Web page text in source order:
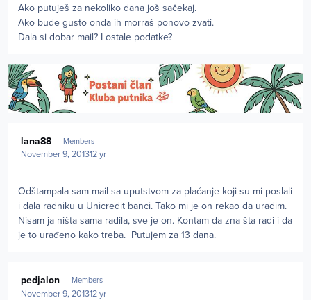
Ako putuješ za nekoliko dana još sačekaj.
Ako bude gusto onda ih morraš ponovo zvati.
Dala si dobar mail? I ostale podatke?
lana88 Members
November 9, 201312 yr
Odštampala sam mail sa uputstvom za plaćanje koji su mi poslali
i dala radniku u Unicredit banci. Tako mi je on rekao da uradim.
Nisam ja ništa sama radila, sve je on. Kontam da zna šta radi i da
je to urađeno kako treba. Putujem za 13 dana.
pedjalon Members
November 9, 201312 yr